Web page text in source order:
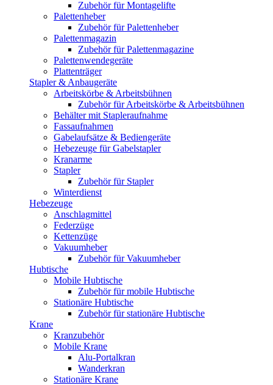
Zubehör für Montagelifte
Palettenheber
Zubehör für Palettenheber
Palettenmagazin
Zubehör für Palettenmagazine
Palettenwendegeräte
Plattenträger
Stapler & Anbaugeräte
Arbeitskörbe & Arbeitsbühnen
Zubehör für Arbeitskörbe & Arbeitsbühnen
Behälter mit Stapleraufnahme
Fassaufnahmen
Gabelaufsätze & Bediengeräte
Hebezeuge für Gabelstapler
Kranarme
Stapler
Zubehör für Stapler
Winterdienst
Hebezeuge
Anschlagmittel
Federzüge
Kettenzüge
Vakuumheber
Zubehör für Vakuumheber
Hubtische
Mobile Hubtische
Zubehör für mobile Hubtische
Stationäre Hubtische
Zubehör für stationäre Hubtische
Krane
Kranzubehör
Mobile Krane
Alu-Portalkran
Wanderkran
Stationäre Krane